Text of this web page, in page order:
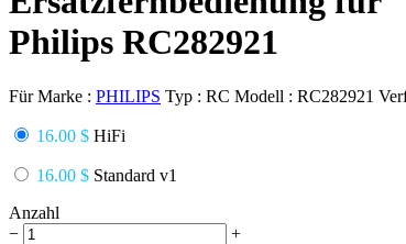
Philips RC282921
Für Marke : PHILIPS Typ : RC Modell : RC282921
16.00 $ HiFi
16.00 $ Standard v1
Anzahl
−
+